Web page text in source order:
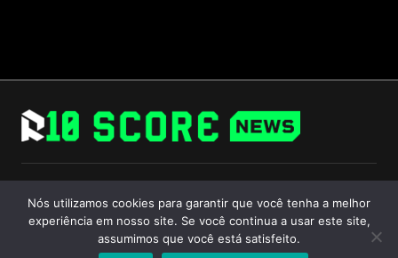
Follow Us
Nós utilizamos cookies para garantir que você tenha a melhor
experiência em nosso site. Se você continua a usar este site,
assumimos que você está satisfeito.